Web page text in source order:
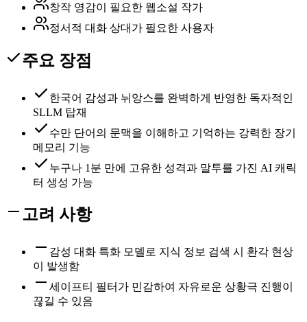
창작 영감이 필요한 웹소설 작가
정서적 대화 상대가 필요한 사용자
주요 장점
한국어 감성과 뉘앙스를 완벽하게 반영한 독자적인
SLLM 탑재
수만 단어의 문맥을 이해하고 기억하는 강력한 장기
메모리 기능
누구나 1분 만에 고유한 성격과 말투를 가진 AI 캐릭
터 생성 가능
고려 사항
감성 대화 특화 모델로 지식 정보 검색 시 환각 현상
이 발생함
세이프티 필터가 민감하여 자유로운 상황극 진행이
끊길 수 있음